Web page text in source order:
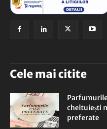
Cele mai citite
cheltuiești
preferate